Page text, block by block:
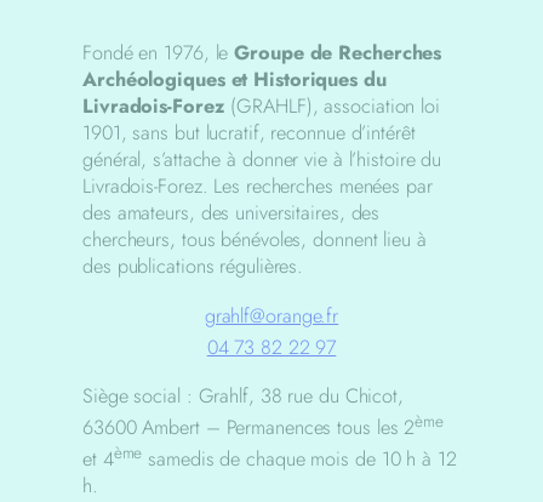
Fondé en 1976, leGroupe de Recherches
Archéologiques et Historiques du
Livradois-Forez (GRAHLF), association loi
1901, sans but lucratif, reconnue d’intérêt
général, s’attache à donner vie à l’histoire du
Livradois-Forez. Les recherches menées par
des amateurs, des universitaires, des
chercheurs, tous bénévoles, donnent lieu à
des publications régulières.
grahlf@orange.fr
04 73 82 22 97
Siège social : Grahlf, 38 rue du Chicot,
63600 Ambert – Permanences tous les 2ème
et 4ème samedis de chaque mois de 10 h à 12
h.